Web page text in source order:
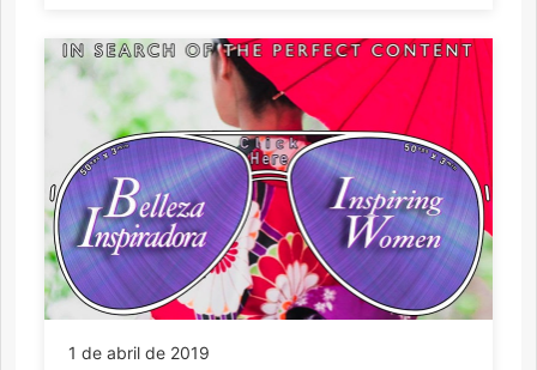
1 de abril de 2019